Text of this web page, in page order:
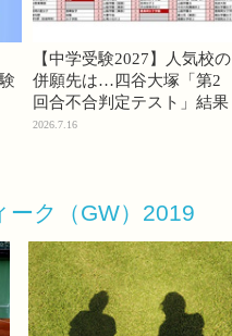
【中学受験2027】人気校の
併願先は…四谷大塚「第2
回合不合判定テスト」結果
2026.7.16
ーク（GW）2019